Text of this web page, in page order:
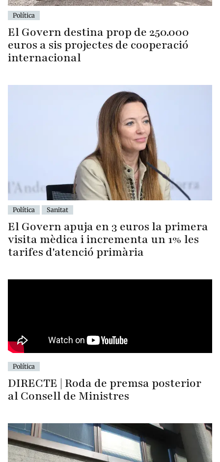
Política
El Govern destina prop de 250.000
euros a sis projectes de cooperació
internacional
Política Sanitat
El Govern apuja en 3 euros la primera
visita mèdica i incrementa un 1% les
tarifes d'atenció primària
Política
DIRECTE | Roda de premsa posterior
al Consell de Ministres